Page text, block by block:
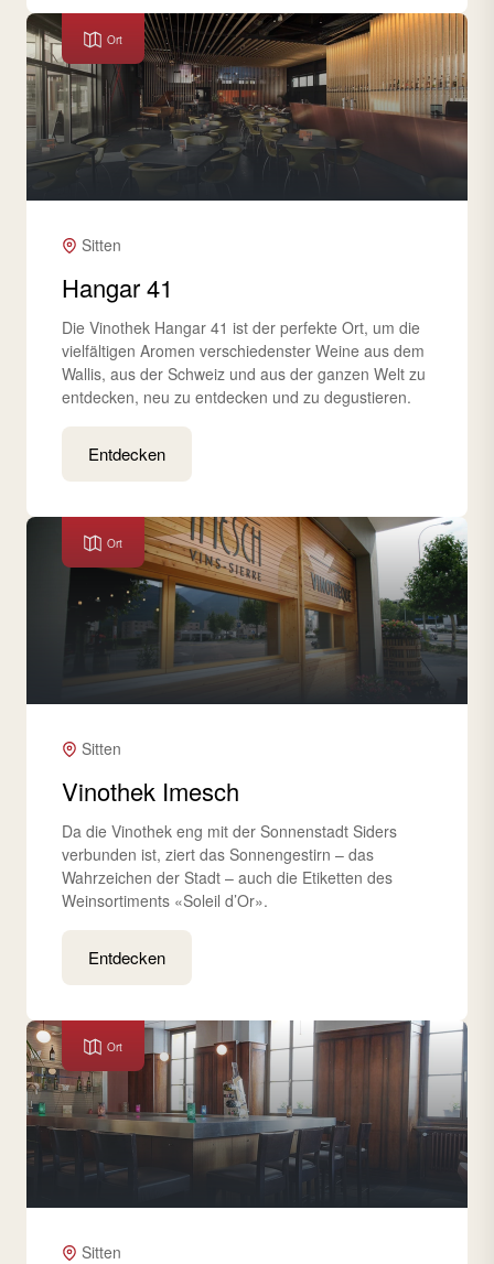
Ort
Sitten
Hangar 41
Die Vinothek Hangar 41 ist der perfekte Ort, um die
vielfältigen Aromen verschiedenster Weine aus dem
Wallis, aus der Schweiz und aus der ganzen Welt zu
entdecken, neu zu entdecken und zu degustieren.
Entdecken
Ort
Sitten
Vinothek Imesch
Da die Vinothek eng mit der Sonnenstadt Siders
verbunden ist, ziert das Sonnengestirn – das
Wahrzeichen der Stadt – auch die Etiketten des
Weinsortiments «Soleil d’Or».
Entdecken
Ort
Sitten